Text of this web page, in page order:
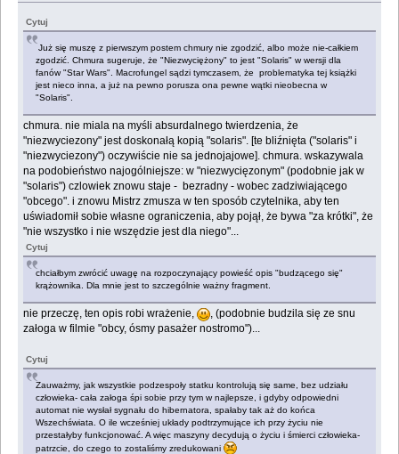
Cytuj
Już się muszę z pierwszym postem chmury nie zgodzić, albo może nie-całkiem
zgodzić. Chmura sugeruje, że "Niezwyciężony" to jest "Solaris" w wersji dla
fanów "Star Wars". Macrofungel sądzi tymczasem, że problematyka tej książki
jest nieco inna, a już na pewno porusza ona pewne wątki nieobecna w
"Solaris".
chmura. nie miala na myśli absurdalnego twierdzenia, że
"niezwyciezony" jest doskonałą kopią "solaris". [te bliźnięta ("solaris" i
"niezwyciezony") oczywiście nie sa jednojajowe]. chmura. wskazywala
na podobieństwo najogólniejsze: w "niezwycięzonym" (podobnie jak w
"solaris") czlowiek znowu staje - bezradny - wobec zadziwiającego
"obcego". i znowu Mistrz zmusza w ten sposób czytelnika, aby ten
uświadomił sobie własne ograniczenia, aby pojął, że bywa "za krótki", że
"nie wszystko i nie wszędzie jest dla niego"...
Cytuj
chciałbym zwrócić uwagę na rozpoczynający powieść opis "budzącego się"
krążownika. Dla mnie jest to szczególnie ważny fragment.
nie przeczę, ten opis robi wrażenie,
, (podobnie budzila się ze snu
załoga w filmie "obcy, ósmy pasażer nostromo")...
Cytuj
Zauważmy, jak wszystkie podzespoły statku kontrolują się same, bez udziału
człowieka- cała załoga śpi sobie przy tym w najlepsze, i gdyby odpowiedni
automat nie wysłał sygnału do hibernatora, spałaby tak aż do końca
Wszechświata. O ile wcześniej układy podtrzymujące ich przy życiu nie
przestałyby funkcjonować. A więc maszyny decydują o życiu i śmierci człowieka-
patrzcie, do czego to zostaliśmy zredukowani